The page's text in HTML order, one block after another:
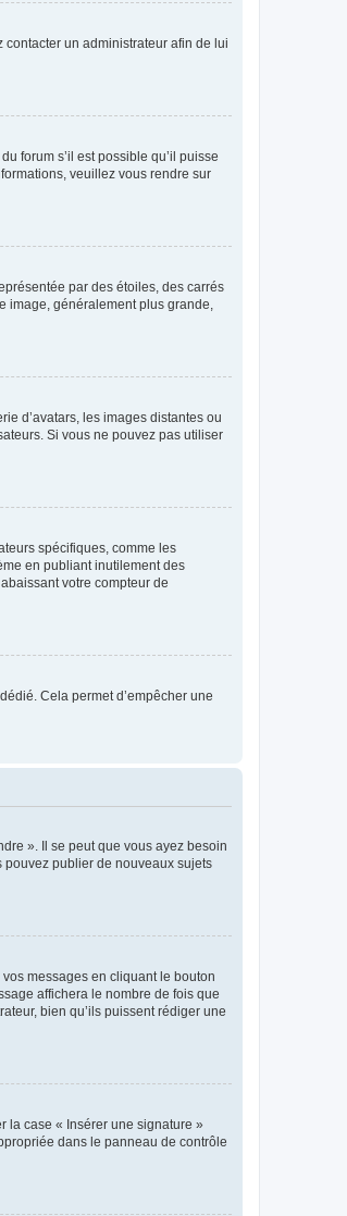
contacter un administrateur afin de lui
forum s’il est possible qu’il puisse
veuillez vous rendre sur
par des étoiles, des carrés
image, généralement plus grande,
d’avatars, les images distantes ou
Si vous ne pouvez pas utiliser
spécifiques, comme les
en publiant inutilement des
votre compteur de
Cela permet d’empêcher une
». Il se peut que vous ayez besoin
pouvez publier de nouveaux sujets
messages en cliquant le bouton
affichera le nombre de fois que
bien qu’ils puissent rédiger une
la case « Insérer une signature »
dans le panneau de contrôle